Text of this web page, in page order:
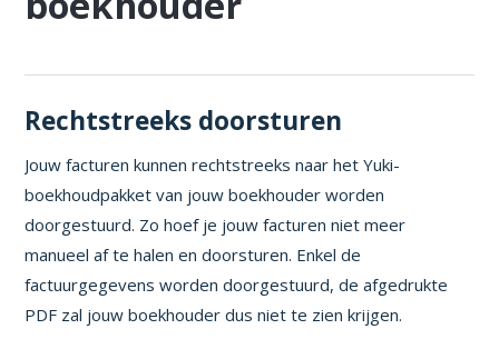
Rechtstreeks doorsturen
Jouw facturen kunnen rechtstreeks naar het Yuki-
boekhoudpakket van jouw boekhouder worden
doorgestuurd. Zo hoef je jouw facturen niet meer
manueel af te halen en doorsturen. Enkel de
factuurgegevens worden doorgestuurd, de afgedrukte
PDF zal jouw boekhouder dus niet te zien krijgen.